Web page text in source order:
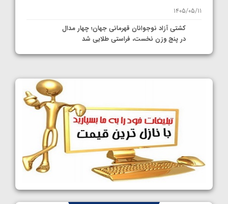
1405/05/11
کشتی آزاد نوجوانان قهرمانی جهان؛ چهار مدال
در پنج وزن نخست، فراستی طلایی شد
1405/05/11
کشتی آزاد نوجوانان جهان؛ رقبای نمایندگان
ایران مشخص شدند
1405/05/08
کشتی فرنگی نوجوانان جهان؛ سکوی تیمی
سوم برای ایران
1405/05/07